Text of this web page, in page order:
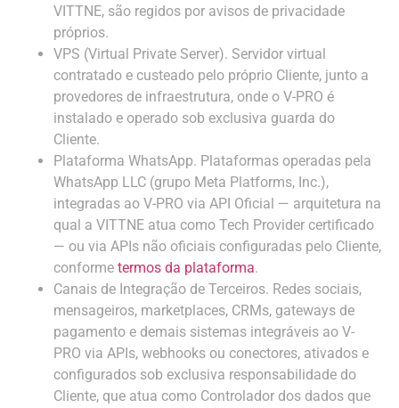
VITTNE, são regidos por avisos de privacidade
próprios.
VPS (Virtual Private Server). Servidor virtual
contratado e custeado pelo próprio Cliente, junto a
provedores de infraestrutura, onde o V-PRO é
instalado e operado sob exclusiva guarda do
Cliente.
Plataforma WhatsApp. Plataformas operadas pela
WhatsApp LLC (grupo Meta Platforms, Inc.),
integradas ao V-PRO via API Oficial — arquitetura na
qual a VITTNE atua como Tech Provider certificado
— ou via APIs não oficiais configuradas pelo Cliente,
conforme termos da plataforma.
Canais de Integração de Terceiros. Redes sociais,
mensageiros, marketplaces, CRMs, gateways de
pagamento e demais sistemas integráveis ao V-
PRO via APIs, webhooks ou conectores, ativados e
configurados sob exclusiva responsabilidade do
Cliente, que atua como Controlador dos dados que